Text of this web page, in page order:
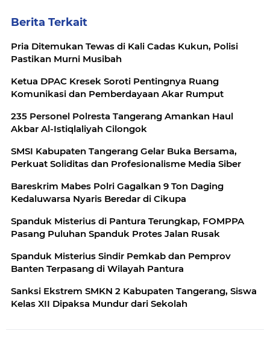
Berita Terkait
Pria Ditemukan Tewas di Kali Cadas Kukun, Polisi
Pastikan Murni Musibah
Ketua DPAC Kresek Soroti Pentingnya Ruang
Komunikasi dan Pemberdayaan Akar Rumput
235 Personel Polresta Tangerang Amankan Haul
Akbar Al-Istiqlaliyah Cilongok
SMSI Kabupaten Tangerang Gelar Buka Bersama,
Perkuat Soliditas dan Profesionalisme Media Siber
Bareskrim Mabes Polri Gagalkan 9 Ton Daging
Kedaluwarsa Nyaris Beredar di Cikupa
Spanduk Misterius di Pantura Terungkap, FOMPPA
Pasang Puluhan Spanduk Protes Jalan Rusak
Spanduk Misterius Sindir Pemkab dan Pemprov
Banten Terpasang di Wilayah Pantura
Sanksi Ekstrem SMKN 2 Kabupaten Tangerang, Siswa
Kelas XII Dipaksa Mundur dari Sekolah